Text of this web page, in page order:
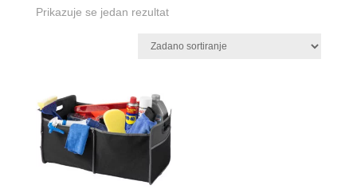
Prikazuje se jedan rezultat